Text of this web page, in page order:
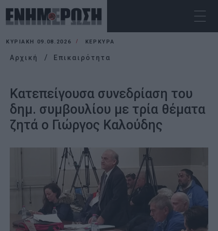
ΚΥΡΙΑΚΉ 09.08.2026 ΚΕΡΚΥΡΑ
Αρχική Επικαιρότητα
Κατεπείγουσα συνεδρίαση του
δημ. συμβουλίου με τρία θέματα
ζητά ο Γιώργος Καλούδης